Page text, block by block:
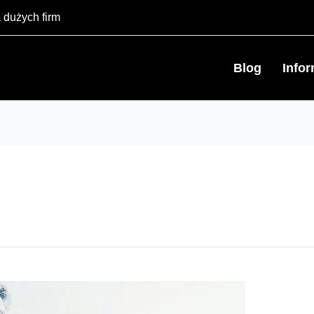
dużych firm
Blog